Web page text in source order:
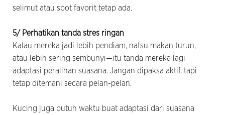
selimut atau spot favorit tetap ada.
5/ Perhatikan tanda stres ringan
Kalau mereka jadi lebih pendiam, nafsu makan turun,
atau lebih sering sembunyi—itu tanda mereka lagi
adaptasi peralihan suasana. Jangan dipaksa aktif, tapi
tetap ditemani secara pelan-pelan.
Kucing juga butuh waktu buat adaptasi dari suasana